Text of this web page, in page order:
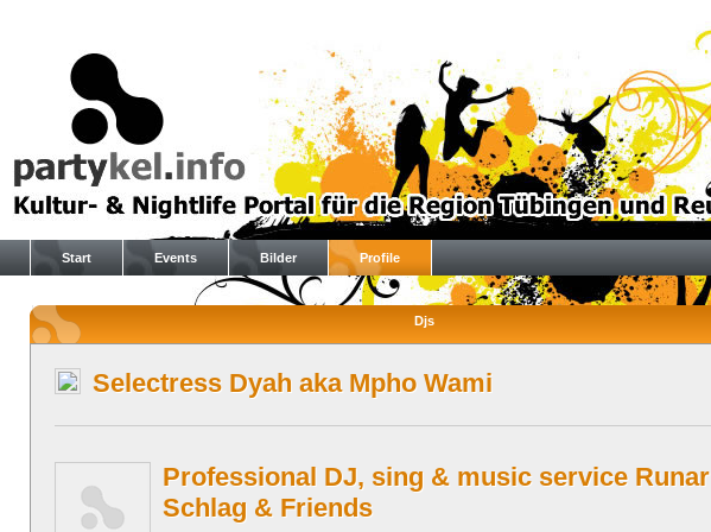
Start Events Bilder Profile
Djs
Selectress Dyah aka Mpho Wami
Professional DJ, sing & music service Runar
Schlag & Friends